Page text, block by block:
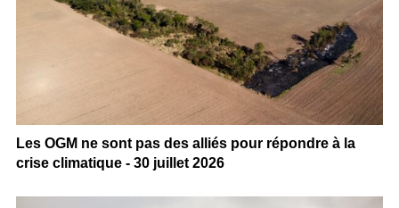
Les OGM ne sont pas des alliés pour répondre à la
crise climatique - 30 juillet 2026